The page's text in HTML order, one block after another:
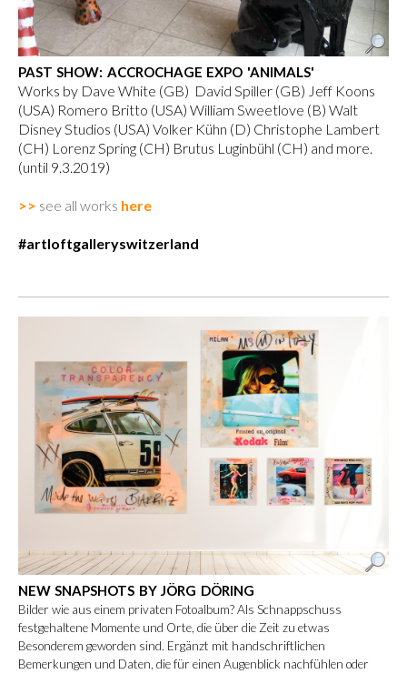
PAST SHOW: ACCROCHAGE EXPO 'ANIMALS'
Works by Dave White (GB) David Spiller (GB) Jeff Koons
(USA) Romero Britto (USA) William Sweetlove (B) Walt
Disney Studios (USA) Volker Kühn (D) Christophe Lambert
(CH) Lorenz Spring (CH) Brutus Luginbühl (CH) and more.
(until 9.3.2019)
>> see all works here
#artloftgalleryswitzerland
NEW SNAPSHOTS BY JÖRG DÖRING
Bilder wie aus einem privaten Fotoalbum? Als Schnappschuss
festgehaltene Momente und Orte, die über die Zeit zu etwas
Besonderem geworden sind. Ergänzt mit handschriftlichen
Bemerkungen und Daten, die für einen Augenblick nachfühlen oder